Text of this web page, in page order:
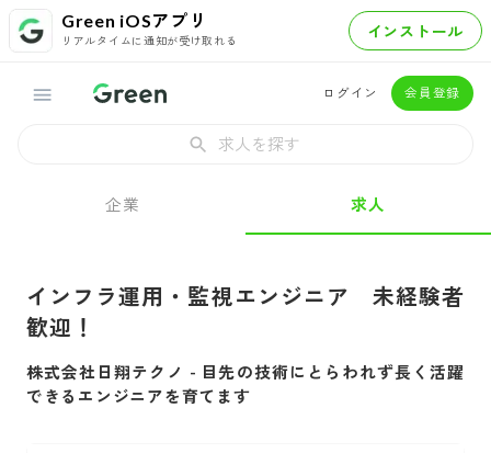
Green iOSアプリ
リアルタイムに通知が受け取れる インストール
ログイン 会員登録
求人を探す
企業 求人
インフラ運用・監視エンジニア 未経験者
歓迎！
株式会社日翔テクノ - 目先の技術にとらわれず長く活躍
できるエンジニアを育てます